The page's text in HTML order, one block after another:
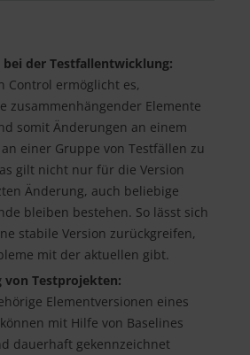
bei der Testfallentwicklung:
Control ermöglicht es,
zusammenhängender Elemente
somit Änderungen an einem
einer Gruppe von Testfällen zu
gilt nicht nur für die Version
Änderung, auch beliebige
bleiben bestehen. So lässt sich
stabile Version zurückgreifen,
mit der aktuellen gibt.
von Testprojekten:
Elementversionen eines
mit Hilfe von Baselines
dauerhaft gekennzeichnet